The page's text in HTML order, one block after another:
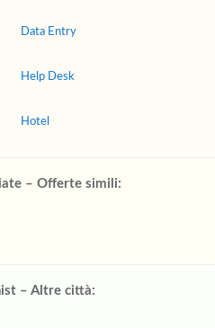
Data Entry
Help Desk
Hotel
– Offerte simili:
– Altre città: